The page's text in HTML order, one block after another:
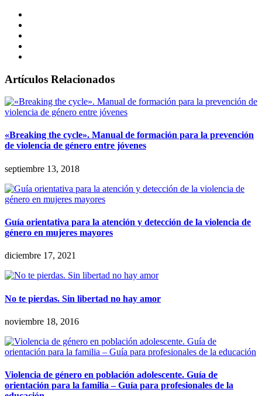
Artículos Relacionados
«Breaking the cycle». Manual de formación para la prevención
de violencia de género entre jóvenes
septiembre 13, 2018
Guía orientativa para la atención y detección de la violencia de
género en mujeres mayores
diciembre 17, 2021
No te pierdas. Sin libertad no hay amor
noviembre 18, 2016
Violencia de género en población adolescente. Guía de
orientación para la familia – Guía para profesionales de la